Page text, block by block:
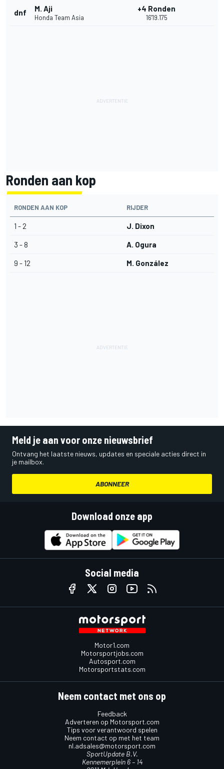
dnf M. Aji
Honda Team Asia
+4 Ronden
16'19.175
Ronden aan kop
RONDEN AAN KOP RIJDER
1 - 2 J. Dixon
3 - 8 A. Ogura
9 - 12 M. González
Meld je aan voor onze nieuwsbrief
Ontvang het laatste nieuws, updates en speciale acties direct in
je mailbox.
ABONNEER
Download onze app
Social media
Motor1.com
Motorsportjobs.com
Autosport.com
Motorsportstats.com
Neem contact met ons op
Feedback
Adverteren op Motorsport.com
Tips voor verantwoord spelen
Neem contact op met het team
nl.adsales@motorsport.com
SportUpdate B.V.
Kennemerplein 6 – 14